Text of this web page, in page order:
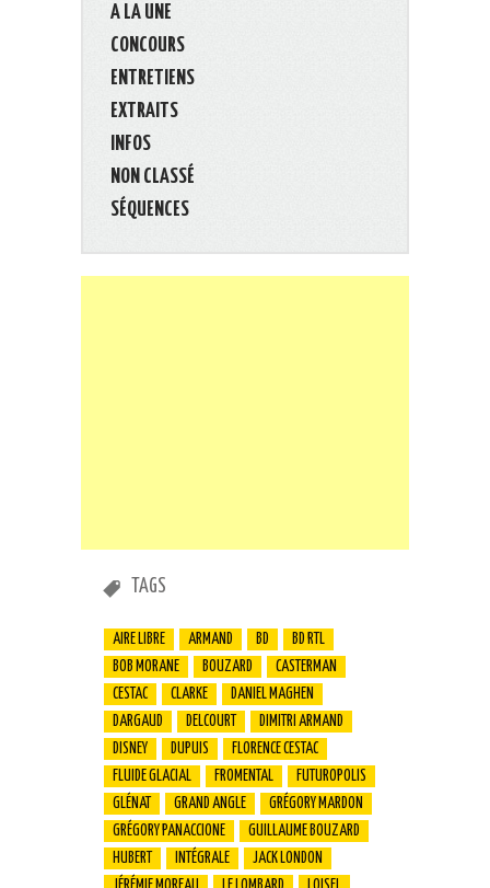
A LA UNE
CONCOURS
ENTRETIENS
EXTRAITS
INFOS
NON CLASSÉ
SÉQUENCES
TAGS
AIRE LIBRE ARMAND BD
BD RTL
BOB MORANE
BOUZARD
CASTERMAN
CESTAC
CLARKE
DANIEL MAGHEN
DARGAUD
DELCOURT
DIMITRI ARMAND
DISNEY
DUPUIS
FLORENCE CESTAC
FLUIDE GLACIAL
FROMENTAL
FUTUROPOLIS
GLÉNAT
GRAND ANGLE
GRÉGORY MARDON
GRÉGORY PANACCIONE
GUILLAUME BOUZARD
HUBERT
INTÉGRALE
JACK LONDON